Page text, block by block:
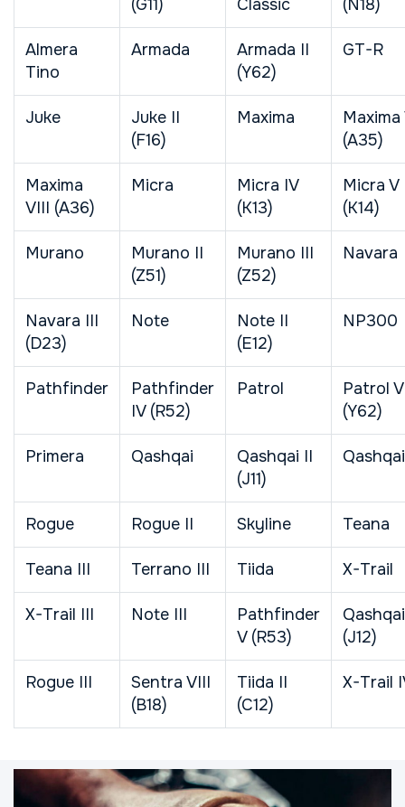
(G11)
Classic
(N18)
Almera
Tino
Armada
Armada II
(Y62)
GT-R
Juke
Juke II
(F16)
Maxima
Maxima
(A35)
Maxima
VIII (A36)
Micra
Micra IV
(K13)
Micra V
(K14)
Murano
Murano II
(Z51)
Murano III
(Z52)
Navara
Navara III
(D23)
Note
Note II
(E12)
NP300
Pathfinder
Pathfinder
IV (R52)
Patrol
Patrol
(Y62)
Primera Qashqai
Qashqai II
(J11)
Rogue Rogue II Skyline Teana
Teana III Terrano III Tiida X-Trail
X-Trail III Note III
Pathfinder
V (R53)
(J12)
Rogue III
Sentra VIII
(B18)
Tiida II
(C12)
X-Trail